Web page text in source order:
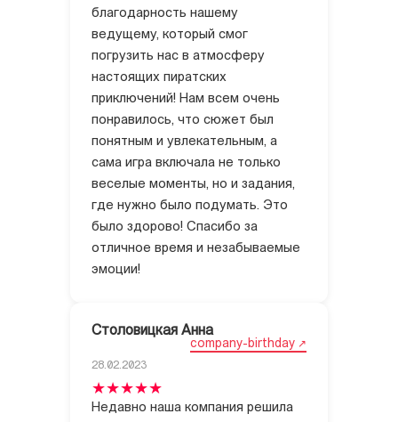
благодарность нашему
ведущему, который смог
погрузить нас в атмосферу
настоящих пиратских
приключений! Нам всем очень
понравилось, что сюжет был
понятным и увлекательным, а
сама игра включала не только
веселые моменты, но и задания,
где нужно было подумать. Это
было здорово! Спасибо за
отличное время и незабываемые
эмоции!
Столовицкая Анна
company-birthday
28.02.2023
Недавно наша компания решила